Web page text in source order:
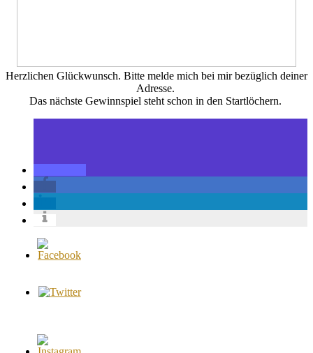
Herzlichen Glückwunsch. Bitte melde mich bei mir bezüglich deiner
Adresse.
Das nächste Gewinnspiel steht schon in den Startlöchern.